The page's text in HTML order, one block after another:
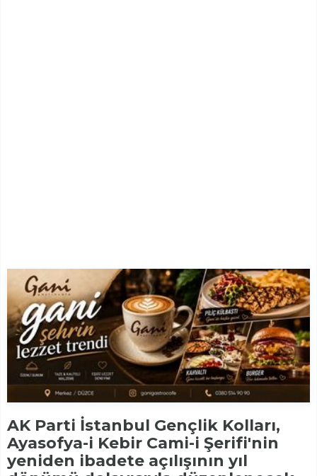
AK Parti İstanbul Gençlik Kolları,
Ayasofya-i Kebir Cami-i Şerifi'nin
yeniden ibadete açılışının yıl